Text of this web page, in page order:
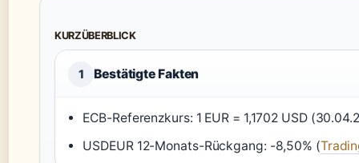
KURZÜBERBLICK
1 Bestätigte Fakten
ECB-Referenzkurs: 1 EUR = 1,1702 USD
USDEUR 12-Monats-Rückgang: -8,50% (